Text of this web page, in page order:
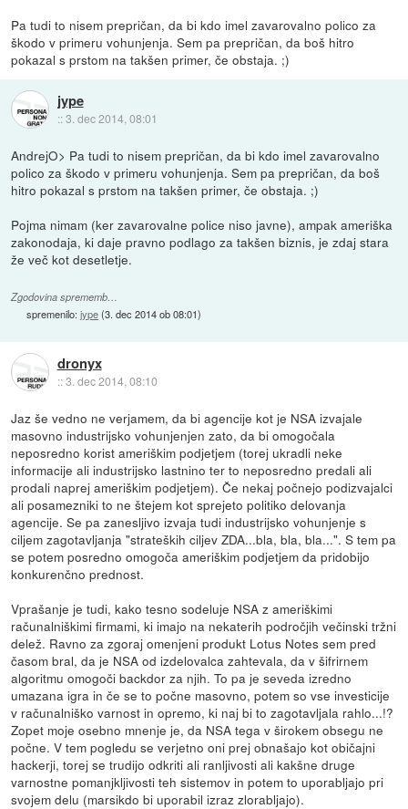
Pa tudi to nisem prepričan, da bi kdo imel zavarovalno polico za
škodo v primeru vohunjenja. Sem pa prepričan, da boš hitro
pokazal s prstom na takšen primer, če obstaja. ;)
jype
::3. dec 2014, 08:01
AndrejO> Pa tudi to nisem prepričan, da bi kdo imel zavarovalno
polico za škodo v primeru vohunjenja. Sem pa prepričan, da boš
hitro pokazal s prstom na takšen primer, če obstaja. ;)
Pojma nimam (ker zavarovalne police niso javne), ampak ameriška
zakonodaja, ki daje pravno podlago za takšen biznis, je zdaj stara
že več kot desetletje.
Zgodovina sprememb…
spremenilo:jype(3. dec 2014 ob 08:01)
dronyx
::3. dec 2014, 08:10
Jaz še vedno ne verjamem, da bi agencije kot je NSA izvajale
masovno industrijsko vohunjenjen zato, da bi omogočala
neposredno korist ameriškim podjetjem (torej ukradli neke
informacije ali industrijsko lastnino ter to neposredno predali ali
prodali naprej ameriškim podjetjem). Če nekaj počnejo podizvajalci
ali posamezniki to ne štejem kot sprejeto politiko delovanja
agencije. Se pa zanesljivo izvaja tudi industrijsko vohunjenje s
ciljem zagotavljanja "strateških ciljev ZDA...bla, bla, bla...". S tem pa
se potem posredno omogoča ameriškim podjetjem da pridobijo
konkurenčno prednost.
Vprašanje je tudi, kako tesno sodeluje NSA z ameriškimi
računalniškimi firmami, ki imajo na nekaterih področjih večinski tržni
delež. Ravno za zgoraj omenjeni produkt Lotus Notes sem pred
časom bral, da je NSA od izdelovalca zahtevala, da v šifrirnem
algoritmu omogoči backdor za njih. To pa je seveda izredno
umazana igra in če se to počne masovno, potem so vse investicije
v računalniško varnost in opremo, ki naj bi to zagotavljala rahlo...!?
Zopet moje osebno mnenje je, da NSA tega v širokem obsegu ne
počne. V tem pogledu se verjetno oni prej obnašajo kot običajni
hackerji, torej se trudijo odkriti ali ranljivosti ali kakšne druge
varnostne pomanjkljivosti teh sistemov in potem to uporabljajo pri
svojem delu (marsikdo bi uporabil izraz zlorabljajo).